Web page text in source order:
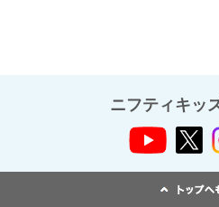
ニフティキッ